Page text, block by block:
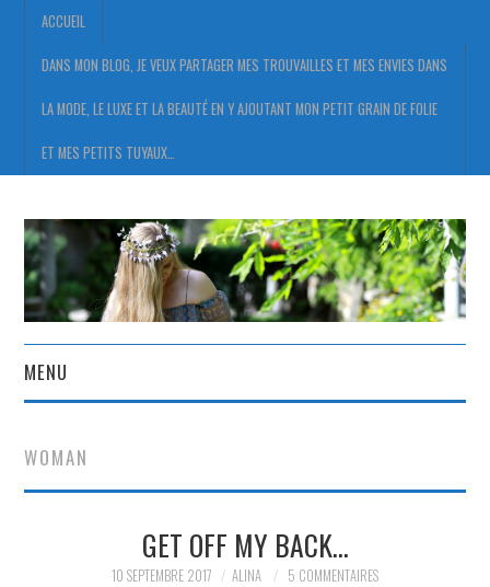
ACCUEIL
DANS MON BLOG, JE VEUX PARTAGER MES TROUVAILLES ET MES ENVIES DANS
LA MODE, LE LUXE ET LA BEAUTÉ EN Y AJOUTANT MON PETIT GRAIN DE FOLIE
ET MES PETITS TUYAUX…
MENU
PARTAGER MES
WOMAN
GET OFF MY BACK…
10 SEPTEMBRE 2017 ALINA 5 COMMENTAIRES